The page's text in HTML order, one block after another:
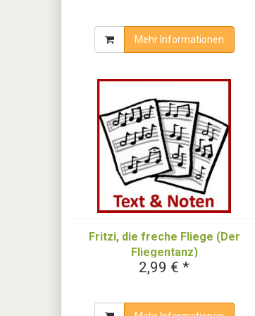
Mehr Informationen
Fritzi, die freche Fliege (Der
Fliegentanz)
2,99 € *